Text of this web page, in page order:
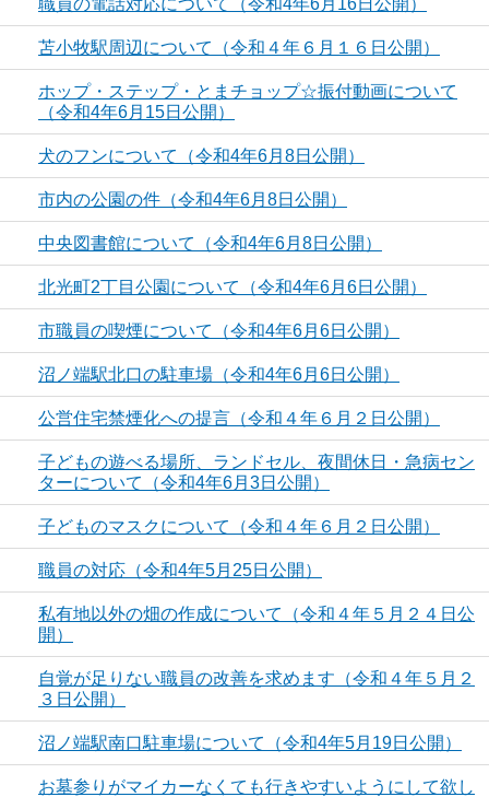
職員の電話対応について（令和4年6月16日公開）
苫小牧駅周辺について（令和４年６月１６日公開）
ホップ・ステップ・とまチョップ☆振付動画について
（令和4年6月15日公開）
犬のフンについて（令和4年6月8日公開）
市内の公園の件（令和4年6月8日公開）
中央図書館について（令和4年6月8日公開）
北光町2丁目公園について（令和4年6月6日公開）
市職員の喫煙について（令和4年6月6日公開）
沼ノ端駅北口の駐車場（令和4年6月6日公開）
公営住宅禁煙化への提言（令和４年６月２日公開）
子どもの遊べる場所、ランドセル、夜間休日・急病セン
ターについて（令和4年6月3日公開）
子どものマスクについて（令和４年６月２日公開）
職員の対応（令和4年5月25日公開）
私有地以外の畑の作成について（令和４年５月２４日公
開）
自覚が足りない職員の改善を求めます（令和４年５月２
３日公開）
沼ノ端駅南口駐車場について（令和4年5月19日公開）
お墓参りがマイカーなくても行きやすいようにして欲し